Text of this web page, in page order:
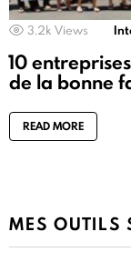
3.2k Views
10
de la bonne
READ MORE
MES OUTILS